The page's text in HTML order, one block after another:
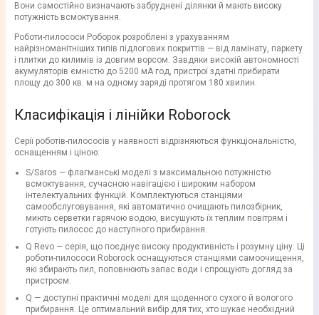
Вони самостійно визначають забруднені ділянки й мають високу
потужність всмоктування.
Роботи-пилососи Роборок розроблені з урахуванням
найрізноманітніших типів підлогових покриттів — від ламінату, паркету
і плитки до килимів із довгим ворсом. Завдяки високій автономності
акумуляторів ємністю до 5200 мА·год, пристрої здатні прибирати
площу до 300 кв. м на одному заряді протягом 180 хвилин.
Класифікація і лінійки Roborock
Серії роботів-пилососів у наявності відрізняються функціональністю,
оснащенням і ціною:
S/Saros — флагманські моделі з максимальною потужністю
всмоктування, сучасною навігацією і широким набором
інтелектуальних функцій. Комплектуються станціями
самообслуговування, які автоматично очищають пилозбірник,
миють серветки гарячою водою, висушують їх теплим повітрям і
готують пилосос до наступного прибирання.
Q Revo — серія, що поєднує високу продуктивність і розумну ціну. Ці
роботи-пилососи Roborock оснащуються станціями самоочищення,
які збирають пил, поповнюють запас води і спрощують догляд за
пристроєм.
Q — доступні практичні моделі для щоденного сухого й вологого
прибирання. Це оптимальний вибір для тих, хто шукає необхідний